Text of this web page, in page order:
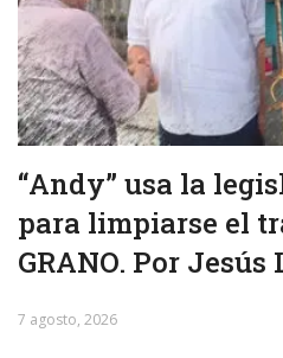
“Andy” usa la
para limpiarse el
GRANO. Por Jesús
7 agosto, 2026